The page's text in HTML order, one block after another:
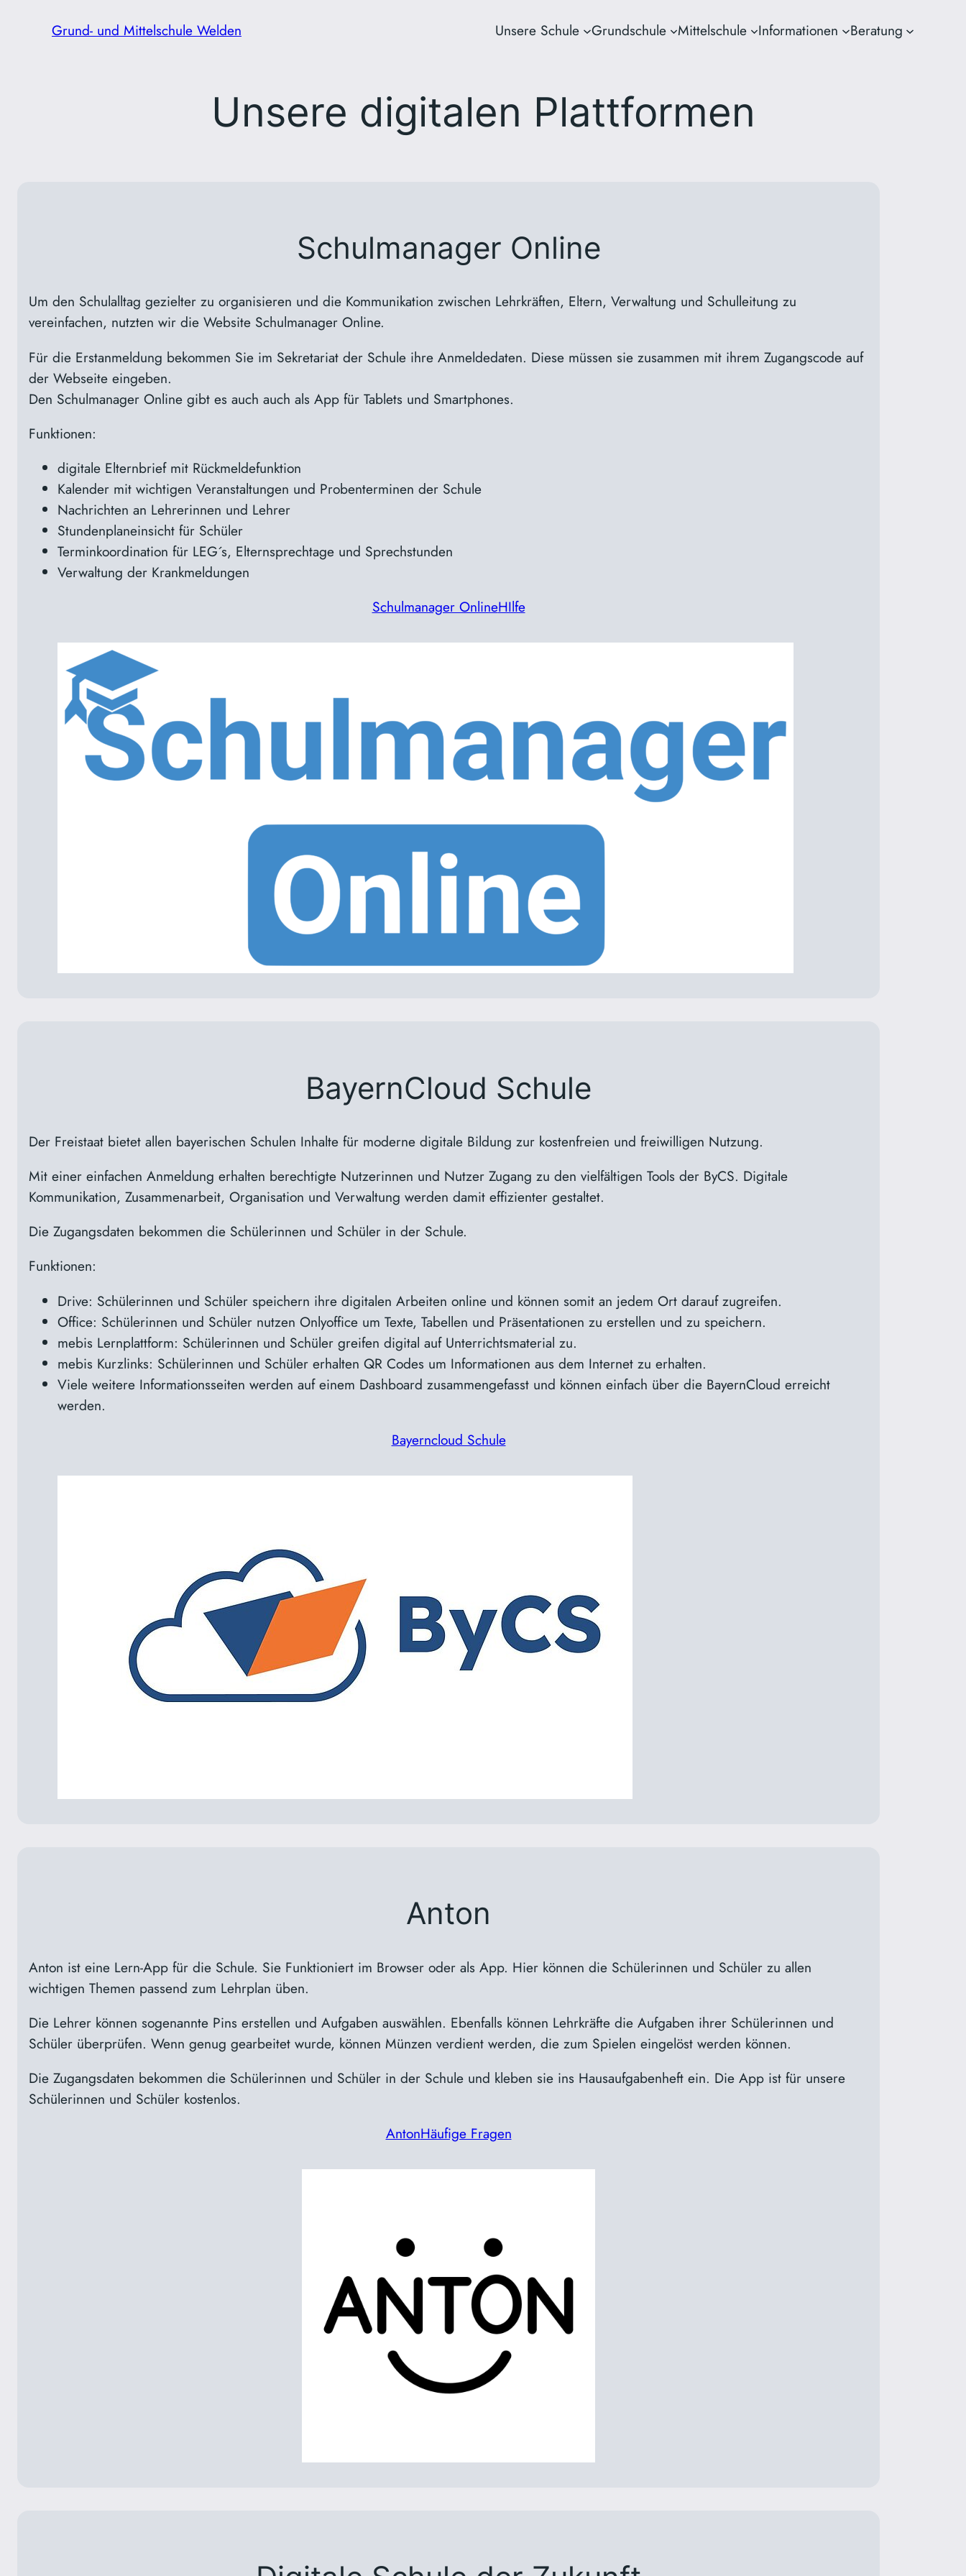
Grund- und Mittelschule Welden Unsere Schule Grundschule Mittelschule Informationen Beratung
Unsere digitalen Plattformen
Schulmanager Online
Um den Schulalltag gezielter zu organisieren und die Kommunikation zwischen Lehrkräften, Eltern, Verwaltung und Schulleitung zu
vereinfachen, nutzten wir die Website Schulmanager Online.
Für die Erstanmeldung bekommen Sie im Sekretariat der Schule ihre Anmeldedaten. Diese müssen sie zusammen mit ihrem Zugangscode auf
der Webseite eingeben.
Den Schulmanager Online gibt es auch auch als App für Tablets und Smartphones.
Funktionen:
digitale Elternbrief mit Rückmeldefunktion
Kalender mit wichtigen Veranstaltungen und Probenterminen der Schule
Nachrichten an Lehrerinnen und Lehrer
Stundenplaneinsicht für Schüler
Terminkoordination für LEG´s, Elternsprechtage und Sprechstunden
Verwaltung der Krankmeldungen
Schulmanager OnlineHIlfe
BayernCloud Schule
Der Freistaat bietet allen bayerischen Schulen Inhalte für moderne digitale Bildung zur kostenfreien und freiwilligen Nutzung.
Mit einer einfachen Anmeldung erhalten berechtigte Nutzerinnen und Nutzer Zugang zu den vielfältigen Tools der ByCS. Digitale
Kommunikation, Zusammenarbeit, Organisation und Verwaltung werden damit effizienter gestaltet.
Die Zugangsdaten bekommen die Schülerinnen und Schüler in der Schule.
Funktionen:
Drive: Schülerinnen und Schüler speichern ihre digitalen Arbeiten online und können somit an jedem Ort darauf zugreifen.
Office: Schülerinnen und Schüler nutzen Onlyoffice um Texte, Tabellen und Präsentationen zu erstellen und zu speichern.
mebis Lernplattform: Schülerinnen und Schüler greifen digital auf Unterrichtsmaterial zu.
mebis Kurzlinks: Schülerinnen und Schüler erhalten QR Codes um Informationen aus dem Internet zu erhalten.
Viele weitere Informationsseiten werden auf einem Dashboard zusammengefasst und können einfach über die BayernCloud erreicht
werden.
Bayerncloud Schule
Anton
Anton ist eine Lern-App für die Schule. Sie Funktioniert im Browser oder als App. Hier können die Schülerinnen und Schüler zu allen
wichtigen Themen passend zum Lehrplan üben.
Die Lehrer können sogenannte Pins erstellen und Aufgaben auswählen. Ebenfalls können Lehrkräfte die Aufgaben ihrer Schülerinnen und
Schüler überprüfen. Wenn genug gearbeitet wurde, können Münzen verdient werden, die zum Spielen eingelöst werden können.
Die Zugangsdaten bekommen die Schülerinnen und Schüler in der Schule und kleben sie ins Hausaufgabenheft ein. Die App ist für unsere
Schülerinnen und Schüler kostenlos.
AntonHäufige Fragen